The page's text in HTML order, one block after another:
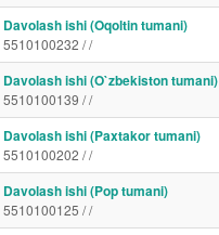
Davolash ishi (Oqoltin tumani)
5510100232 / /
Davolash ishi (O`zbekiston tumani)
5510100139 / /
Davolash ishi (Paxtakor tumani)
5510100202 / /
Davolash ishi (Pop tumani)
5510100125 / /